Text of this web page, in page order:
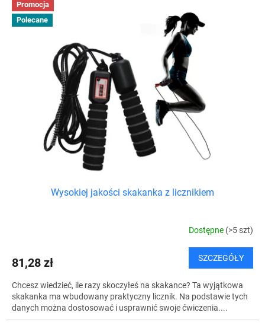
Promocja
Polecane
Wysokiej jakości skakanka z licznikiem
Dostępne (>5 szt)
81,28 zł SZCZEGÓŁY
Chcesz wiedzieć, ile razy skoczyłeś na skakance? Ta wyjątkowa
skakanka ma wbudowany praktyczny licznik. Na podstawie tych
danych można dostosować i usprawnić swoje ćwiczenia....